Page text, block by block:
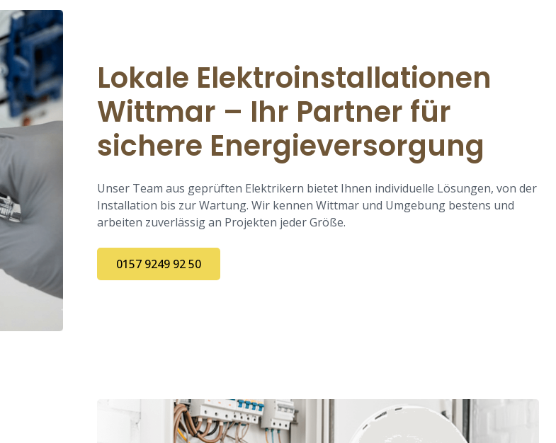
Lokale Elektroinstallationen
Wittmar – Ihr Partner für
sichere Energieversorgung
Unser Team aus geprüften Elektrikern bietet Ihnen individuelle Lösungen, von der
Installation bis zur Wartung. Wir kennen Wittmar und Umgebung bestens und
arbeiten zuverlässig an Projekten jeder Größe.
0157 9249 92 50